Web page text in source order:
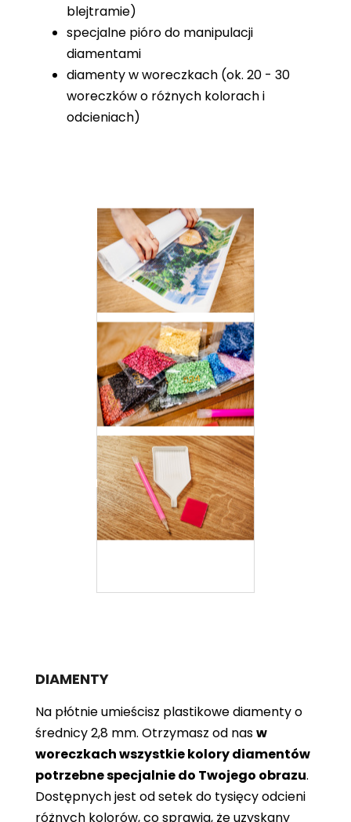
blejtramie)
specjalne pióro do manipulacji
diamentami
diamenty w woreczkach (ok. 20 - 30
woreczków o różnych kolorach i
odcieniach)
DIAMENTY
Na płótnie umieścisz plastikowe diamenty o
średnicy 2,8 mm. Otrzymasz od nasw
woreczkach wszystkie kolory diamentów
potrzebne specjalnie do Twojego obrazu.
Dostępnych jest od setek do tysięcy odcieni
różnych kolorów, co sprawia, że ​​uzyskany